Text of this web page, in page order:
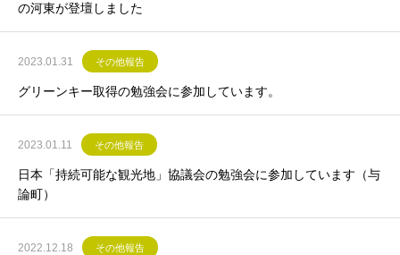
の河東が登壇しました
2023.01.31 その他報告
グリーンキー取得の勉強会に参加しています。
2023.01.11 その他報告
日本「持続可能な観光地」協議会の勉強会に参加しています（与
論町）
2022.12.18 その他報告